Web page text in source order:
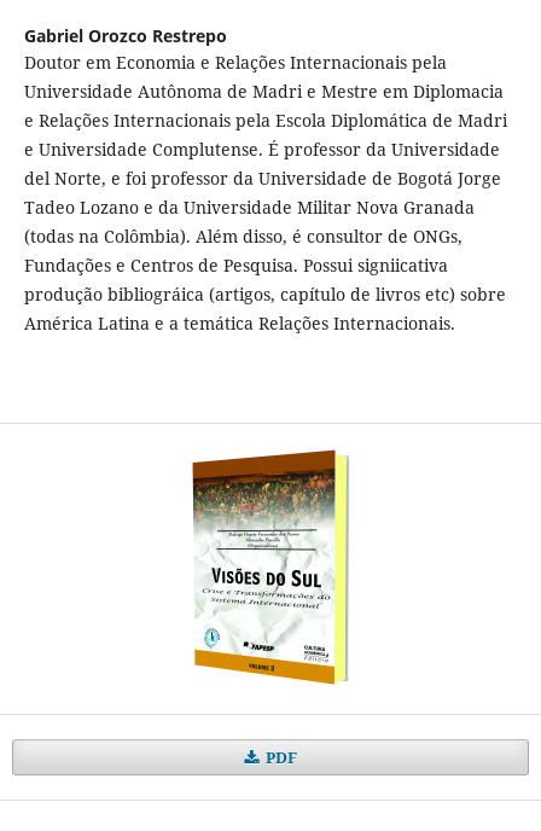
Gabriel Orozco Restrepo
Doutor em Economia e Relações Internacionais pela
Universidade Autônoma de Madri e Mestre em Diplomacia
e Relações Internacionais pela Escola Diplomática de Madri
e Universidade Complutense. É professor da Universidade
del Norte, e foi professor da Universidade de Bogotá Jorge
Tadeo Lozano e da Universidade Militar Nova Granada
(todas na Colômbia). Além disso, é consultor de ONGs,
Fundações e Centros de Pesquisa. Possui signiicativa
produção bibliográica (artigos, capítulo de livros etc) sobre
América Latina e a temática Relações Internacionais.
PDF